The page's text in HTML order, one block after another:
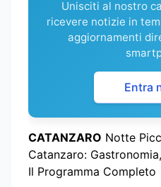
Unisciti al nostro
ricevere notizie in
aggiornamenti
Entra
CATANZARO Notte
Catanzaro:
Il Programma Completo